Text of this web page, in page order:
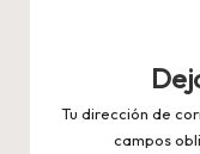
Tu dirección de
campos